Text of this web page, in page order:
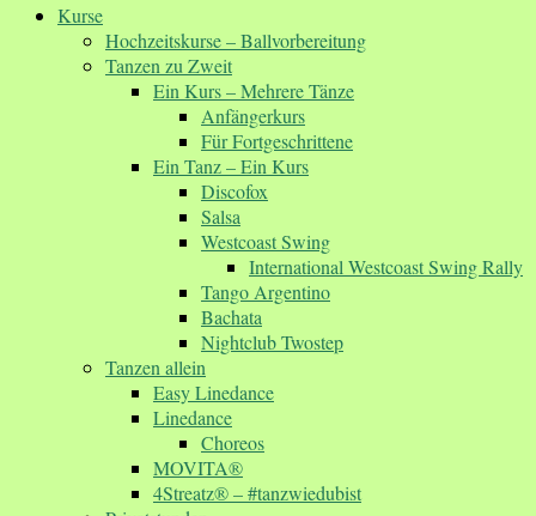
Kurse
Hochzeitskurse – Ballvorbereitung
Tanzen zu Zweit
Ein Kurs – Mehrere Tänze
Anfängerkurs
Für Fortgeschrittene
Ein Tanz – Ein Kurs
Discofox
Salsa
Westcoast Swing
International Westcoast Swing Rally
Tango Argentino
Bachata
Nightclub Twostep
Tanzen allein
Easy Linedance
Linedance
Choreos
MOVITA®
4Streatz® – #tanzwiedubist